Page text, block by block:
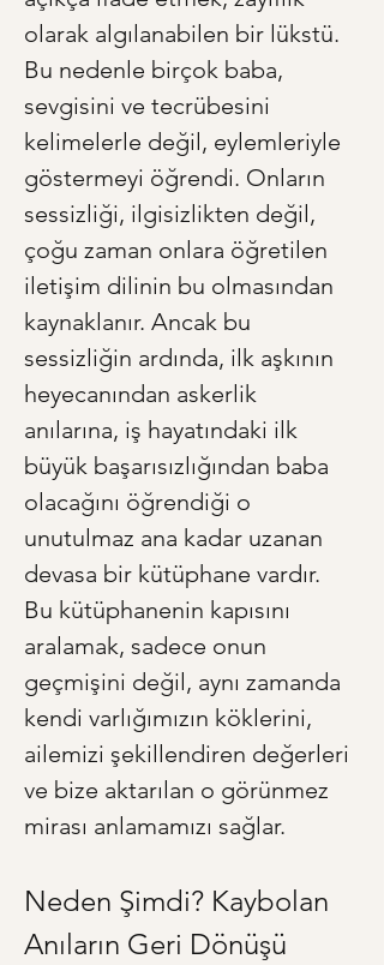
olarak algılanabilen bir lükstü.
Bu nedenle birçok baba,
sevgisini ve tecrübesini
kelimelerle değil, eylemleriyle
göstermeyi öğrendi. Onların
sessizliği, ilgisizlikten değil,
çoğu zaman onlara öğretilen
iletişim dilinin bu olmasından
kaynaklanır. Ancak bu
sessizliğin ardında, ilk aşkının
heyecanından askerlik
anılarına, iş hayatındaki ilk
büyük başarısızlığından baba
olacağını öğrendiği o
unutulmaz ana kadar uzanan
devasa bir kütüphane vardır.
Bu kütüphanenin kapısını
aralamak, sadece onun
geçmişini değil, aynı zamanda
kendi varlığımızın köklerini,
ailemizi şekillendiren değerleri
ve bize aktarılan o görünmez
mirası anlamamızı sağlar.
Neden Şimdi? Kaybolan
Anıların Geri Dönüşü